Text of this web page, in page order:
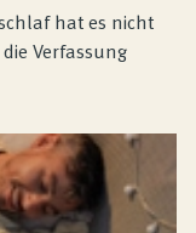
hat es nicht
Verfassung